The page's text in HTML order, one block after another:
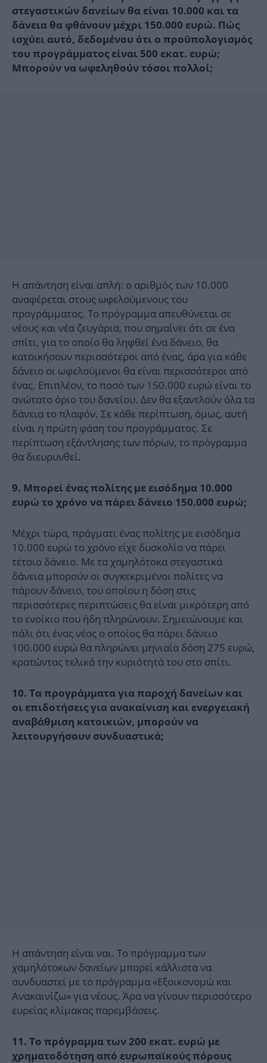
στεγαστικών δανείων θα είναι 10.000 και τα
δάνεια θα φθάνουν μέχρι 150.000 ευρώ. Πώς
ισχύει αυτό, δεδομένου ότι ο προϋπολογισμός
του προγράμματος είναι 500 εκατ. ευρώ;
Μπορούν να ωφεληθούν τόσοι πολλοί;
Η απάντηση είναι απλή: ο αριθμός των 10.000
αναφέρεται στους ωφελούμενους του
προγράμματος. Το πρόγραμμα απευθύνεται σε
νέους και νέα ζευγάρια, που σημαίνει ότι σε ένα
σπίτι, για το οποίο θα ληφθεί ένα δάνειο, θα
κατοικήσουν περισσότεροι από ένας, άρα για κάθε
δάνειο οι ωφελούμενοι θα είναι περισσότεροι από
ένας. Επιπλέον, το ποσό των 150.000 ευρώ είναι το
ανώτατο όριο του δανείου. Δεν θα εξαντλούν όλα τα
δάνεια το πλαφόν. Σε κάθε περίπτωση, όμως, αυτή
είναι η πρώτη φάση του προγράμματος. Σε
περίπτωση εξάντλησης των πόρων, το πρόγραμμα
θα διευρυνθεί.
9. Μπορεί ένας πολίτης με εισόδημα 10.000
ευρώ το χρόνο να πάρει δάνειο 150.000 ευρώ;
Μέχρι τώρα, πράγματι ένας πολίτης με εισόδημα
10.000 ευρώ το χρόνο είχε δυσκολία να πάρει
τέτοιο δάνειο. Με τα χαμηλότοκα στεγαστικά
δάνεια μπορούν οι συγκεκριμένοι πολίτες να
πάρουν δάνειο, του οποίου η δόση στις
περισσότερες περιπτώσεις θα είναι μικρότερη από
το ενοίκιο που ήδη πληρώνουν. Σημειώνουμε και
πάλι ότι ένας νέος ο οποίος θα πάρει δάνειο
100.000 ευρώ θα πληρώνει μηνιαία δόση 275 ευρώ,
κρατώντας τελικά την κυριότητά του στο σπίτι.
10. Τα προγράμματα για παροχή δανείων και
οι επιδοτήσεις για ανακαίνιση και ενεργειακή
αναβάθμιση κατοικιών, μπορούν να
λειτουργήσουν συνδυαστικά;
Η απάντηση είναι ναι. Το πρόγραμμα των
χαμηλότοκων δανείων μπορεί κάλλιστα να
συνδυαστεί με το πρόγραμμα «Εξοικονομώ και
Ανακαινίζω» για νέους. Άρα να γίνουν περισσότερο
ευρείας κλίμακας παρεμβάσεις.
11. Το πρόγραμμα των 200 εκατ. ευρώ με
χρηματοδότηση από ευρωπαϊκούς πόρους